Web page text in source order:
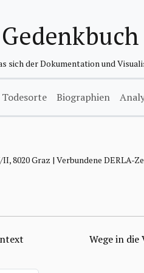
sich der Dokumentation und
Biographien
8020 Graz | Verbundene DERLA-
Wege in